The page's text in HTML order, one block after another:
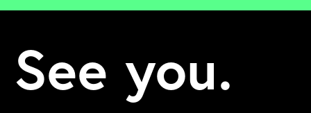
See you.